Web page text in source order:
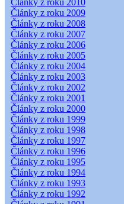
Články z roku 2010
Články z roku 2009
Články z roku 2008
Články z roku 2007
Články z roku 2006
Články z roku 2005
Články z roku 2004
Články z roku 2003
Články z roku 2002
Články z roku 2001
Články z roku 2000
Články z roku 1999
Články z roku 1998
Články z roku 1997
Články z roku 1996
Články z roku 1995
Články z roku 1994
Články z roku 1993
Články z roku 1992